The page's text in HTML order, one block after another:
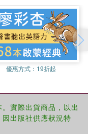
smart way to
and readable
collection of lap
is available.
series retells a story
text and charming
are ideal for
and adults
優惠方式： 19折起
實際出貨商品，以出
出版社供應狀況特